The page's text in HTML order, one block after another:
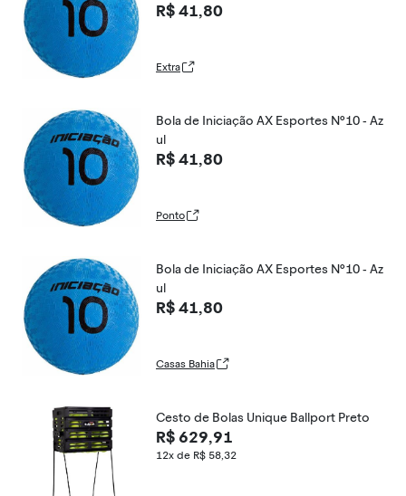
R$ 41,80
Extra
Bola de Iniciação AX Esportes Nº10 - Az
ul
R$ 41,80
Ponto
Bola de Iniciação AX Esportes Nº10 - Az
ul
R$ 41,80
Casas Bahia
Cesto de Bolas Unique Ballport Preto
R$ 629,91
12x de R$ 58,32